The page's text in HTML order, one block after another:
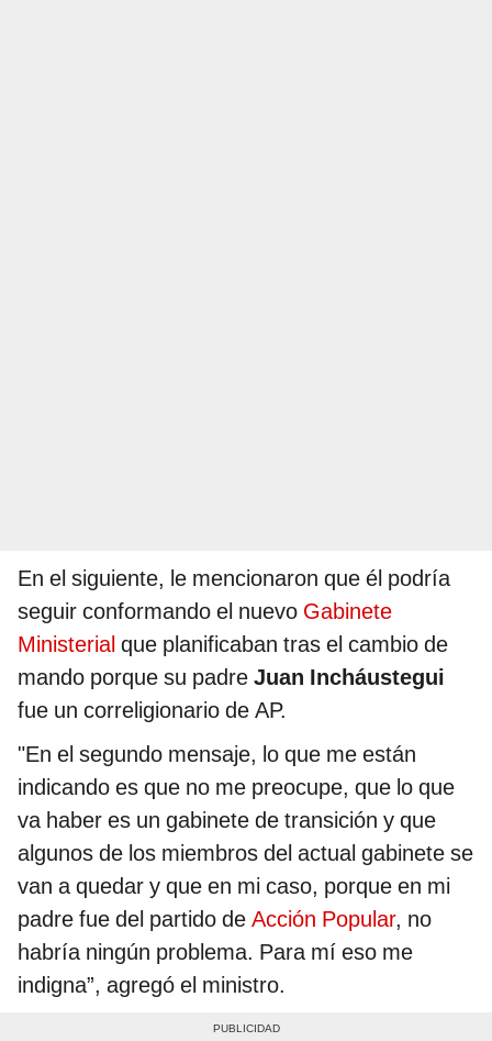
En el siguiente, le mencionaron que él podría
seguir conformando el nuevo Gabinete
Ministerial que planificaban tras el cambio de
mando porque su padre Juan Incháustegui
fue un correligionario de AP.
"En el segundo mensaje, lo que me están
indicando es que no me preocupe, que lo que
va haber es un gabinete de transición y que
algunos de los miembros del actual gabinete se
van a quedar y que en mi caso, porque en mi
padre fue del partido de Acción Popular, no
habría ningún problema. Para mí eso me
indigna”, agregó el ministro.